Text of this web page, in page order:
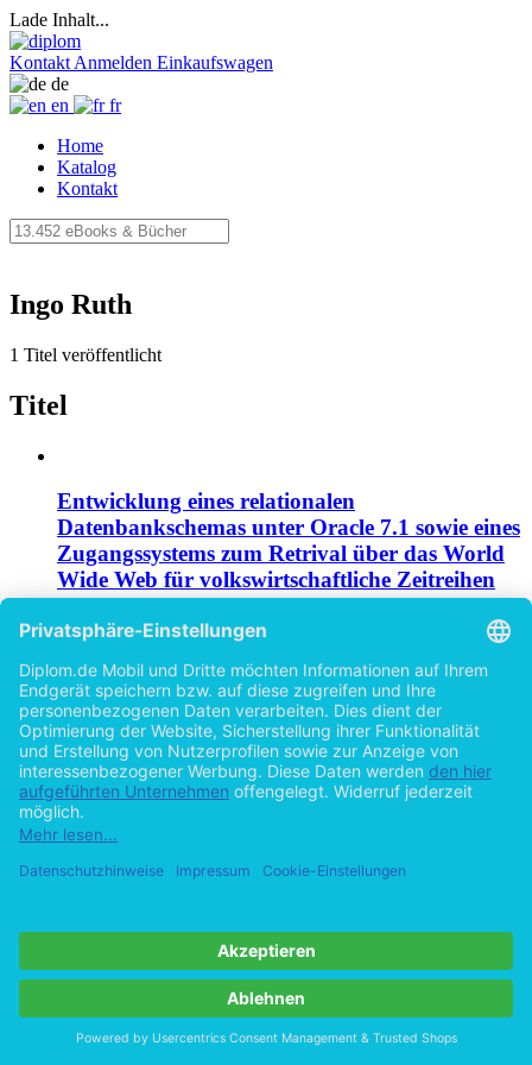
Lade Inhalt...
Kontakt Anmelden Einkaufswagen
de
en
fr
Home
Katalog
Kontakt
Ingo Ruth
1 Titel veröffentlicht
Titel
Entwicklung eines relationalen
Datenbankschemas unter Oracle 7.1 sowie eines
Zugangssystems zum Retrival über das World
Wide Web für volkswirtschaftliche Zeitreihen
Kriterien zur DB-Schema- und Abfrageoptimierung anhand
von Versuchen, Klassifizierung von DB-WWW-
Anbindungsarchitekturen
von Ingo Ruth (Autor:in)
©1998 Diplomarbeit 175 Seiten
Hilfe/FAQ
Impressum
Datenschutz
AGB
Vertrag widerrufen
Zur Desktop-Version
Cookie-Einstellungen